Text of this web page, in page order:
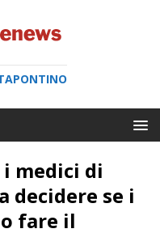
i medici di
decidere se i
fare il